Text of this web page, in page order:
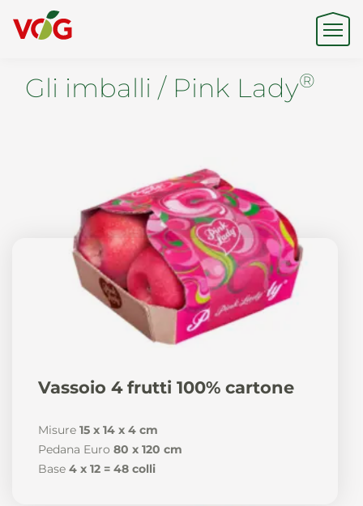
Origine
Sostenibilità
Prodotti e Marchi
Gli imballi / Pink Lady®
Vassoio 4 frutti 100% cartone
Misure 15 x 14 x 4 cm
Pedana Euro 80 x 120 cm
Base 4 x 12 = 48 colli